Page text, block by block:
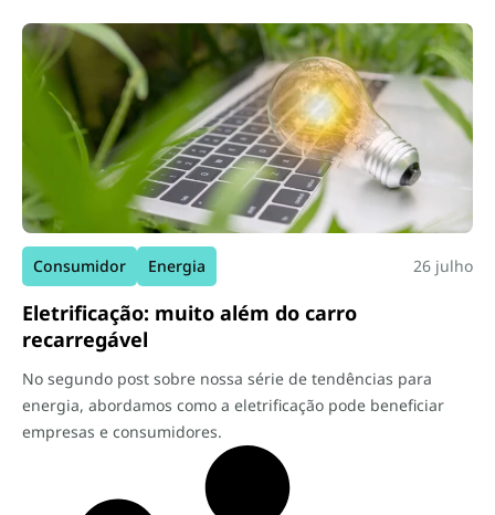
Consumidor Energia 26 julho
Eletrificação: muito além do carro
recarregável
No segundo post sobre nossa série de tendências para
energia, abordamos como a eletrificação pode beneficiar
empresas e consumidores.